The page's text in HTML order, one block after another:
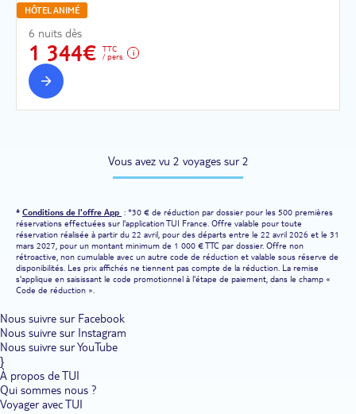
HÔTEL ANIMÉ
6 nuits dès
1 344€
TTC
/ pers.
Vous avez vu 2 voyages sur 2
* Conditions de l'offre App : *30 € de réduction par dossier pour les 500 premières
réservations effectuées sur l'application TUI France. Offre valable pour toute
réservation réalisée à partir du 22 avril, pour des départs entre le 22 avril 2026 et le 31
mars 2027, pour un montant minimum de 1 000 € TTC par dossier. Offre non
rétroactive, non cumulable avec un autre code de réduction et valable sous réserve de
disponibilités. Les prix affichés ne tiennent pas compte de la réduction. La remise
s'applique en saisissant le code promotionnel à l'étape de paiement, dans le champ «
Code de réduction ».
Nous suivre sur Facebook
Nous suivre sur Instagram
Nous suivre sur YouTube
}
À propos de TUI
Qui sommes nous ?
Voyager avec TUI